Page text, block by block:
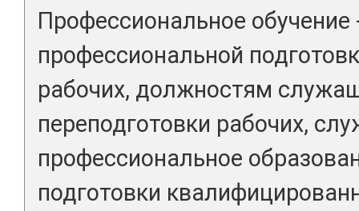
Профессиональное
профессиональной
рабочих, должностям
переподготовки рабочих,
профессиональное
подготовки